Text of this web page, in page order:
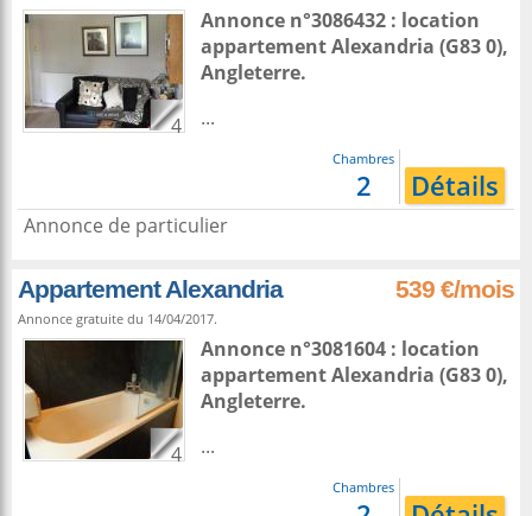
4
Annonce n°3086432 : location
appartementAlexandria (G83 0),
Angleterre.
...
Chambres
2 Détails
Annonce de particulier
Appartement Alexandria 539 €/mois
Annonce gratuite du 14/04/2017.
4
Annonce n°3081604 : location
appartementAlexandria (G83 0),
Angleterre.
...
Chambres